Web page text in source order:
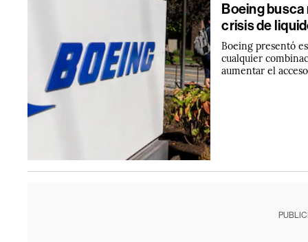
Boeing
crisis de
Boeing presentó
cualquier
aumentar el